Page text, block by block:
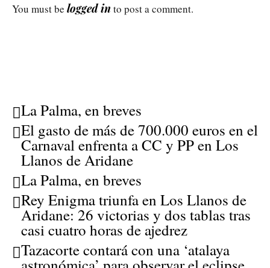
You must be logged in to post a comment.
La Palma, en breves
El gasto de más de 700.000 euros en el
Carnaval enfrenta a CC y PP en Los
Llanos de Aridane
La Palma, en breves
Rey Enigma triunfa en Los Llanos de
Aridane: 26 victorias y dos tablas tras
casi cuatro horas de ajedrez
Tazacorte contará con una ‘atalaya